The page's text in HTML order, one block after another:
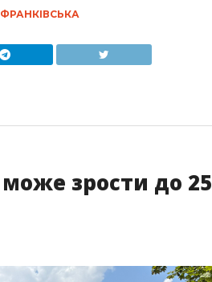
може зрости до 25